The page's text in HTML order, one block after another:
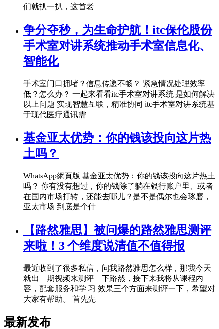
们就扒一扒，这首老
争分夺秒，为生命护航！itc保伦股份
手术室对讲系统推动手术室信息化、
智能化
手术室门口拥堵？信息传递不畅？ 紧急情况处理效率
低？怎么办？ 一起来看看itc手术室对讲系统 是如何解决
以上问题 实现智慧互联，精准协同 itc手术室对讲系统基
于现代医疗通讯需
基金亚太优势：你的钱该投向这片热
土吗？
WhatsApp網頁版 基金亚太优势：你的钱该投向这片热土
吗？ 你有没有想过，你的钱除了躺在银行账户里、或者
在国内市场打转，还能去哪儿？是不是偶尔也会琢磨，
亚太市场 到底是个什
【路然雅思】被问爆的路然雅思测评
来啦！3 个维度说清值不值得报
最近收到了很多私信，问我路然雅思怎么样，那我今天
就出一期视频来测评一下路然，接下来我将从课程内
容，配套服务和学 习 效果三个方面来测评一下，希望对
大家有帮助。 首先先
最新发布